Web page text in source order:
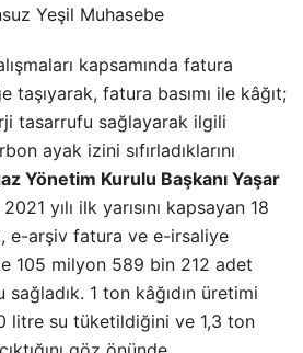
Yeşil Muhasebe
kapsamında fatura
taşıyarak, fatura basımı ile kâğıt;
tasarrufu sağlayarak ilgili
ayak izini sıfırladıklarını
Yönetim Kurulu Başkanı Yaşar
yılı ilk yarısını kapsayan 18
e-arşiv fatura ve e-irsaliye
105 milyon 589 bin 212 adet
1 ton kâğıdın üretimi
litre su tüketildiğini ve 1,3 ton